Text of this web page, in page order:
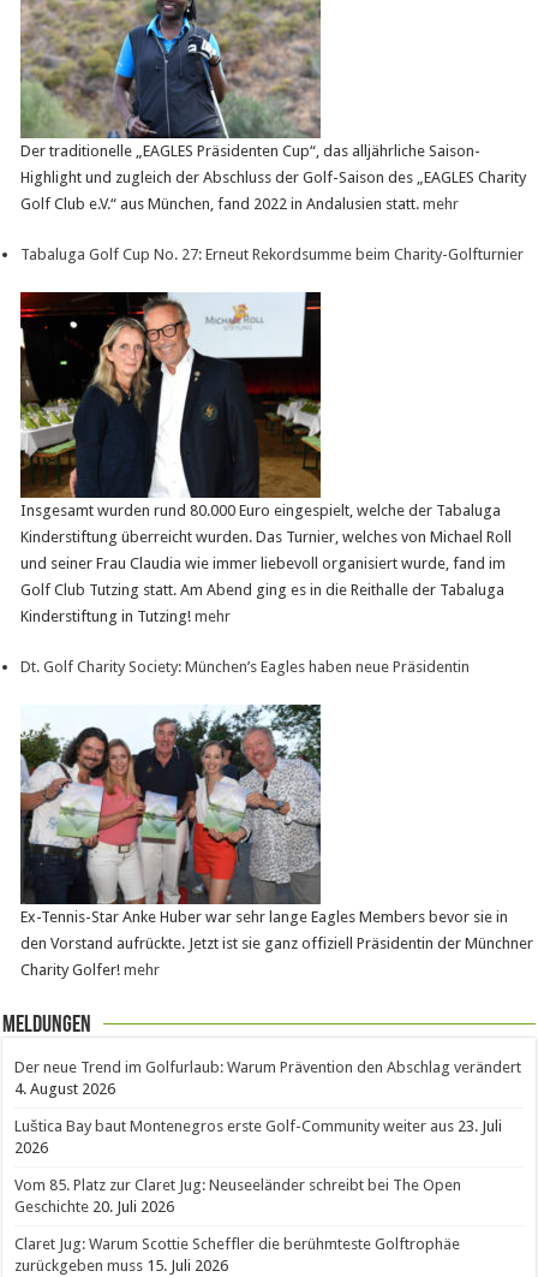
Der traditionelle „EAGLES Präsidenten Cup“, das alljährliche Saison-
Highlight und zugleich der Abschluss der Golf-Saison des „EAGLES Charity
Golf Club e.V.“ aus München, fand 2022 in Andalusien statt.mehr
Tabaluga Golf Cup No. 27: Erneut Rekordsumme beim Charity-Golfturnier
Insgesamt wurden rund 80.000 Euro eingespielt, welche der Tabaluga
Kinderstiftung überreicht wurden. Das Turnier, welches von Michael Roll
und seiner Frau Claudia wie immer liebevoll organisiert wurde, fand im
Golf Club Tutzing statt. Am Abend ging es in die Reithalle der Tabaluga
Kinderstiftung in Tutzing!mehr
Dt. Golf Charity Society: München’s Eagles haben neue Präsidentin
Ex-Tennis-Star Anke Huber war sehr lange Eagles Members bevor sie in
den Vorstand aufrückte. Jetzt ist sie ganz offiziell Präsidentin der Münchner
Charity Golfer!mehr
Meldungen
Der neue Trend im Golfurlaub: Warum Prävention den Abschlag verändert
4. August 2026
Luštica Bay baut Montenegros erste Golf-Community weiter aus 23. Juli
2026
Vom 85. Platz zur Claret Jug: Neuseeländer schreibt bei The Open
Geschichte 20. Juli 2026
Claret Jug: Warum Scottie Scheffler die berühmteste Golftrophäe
zurückgeben muss 15. Juli 2026